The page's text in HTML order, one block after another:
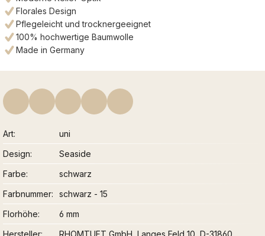
Florales Design
Pflegeleicht und trocknergeeignet
100% hochwertige Baumwolle
Made in Germany
Art
uni
Design
Seaside
Farbe
schwarz
Farbnummer
schwarz - 15
Florhöhe
6 mm